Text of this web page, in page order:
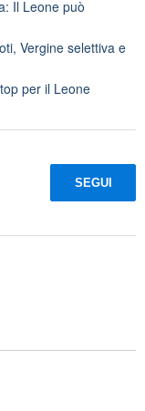
Il Leone può
Vergine selettiva e
per il Leone
SEGUI